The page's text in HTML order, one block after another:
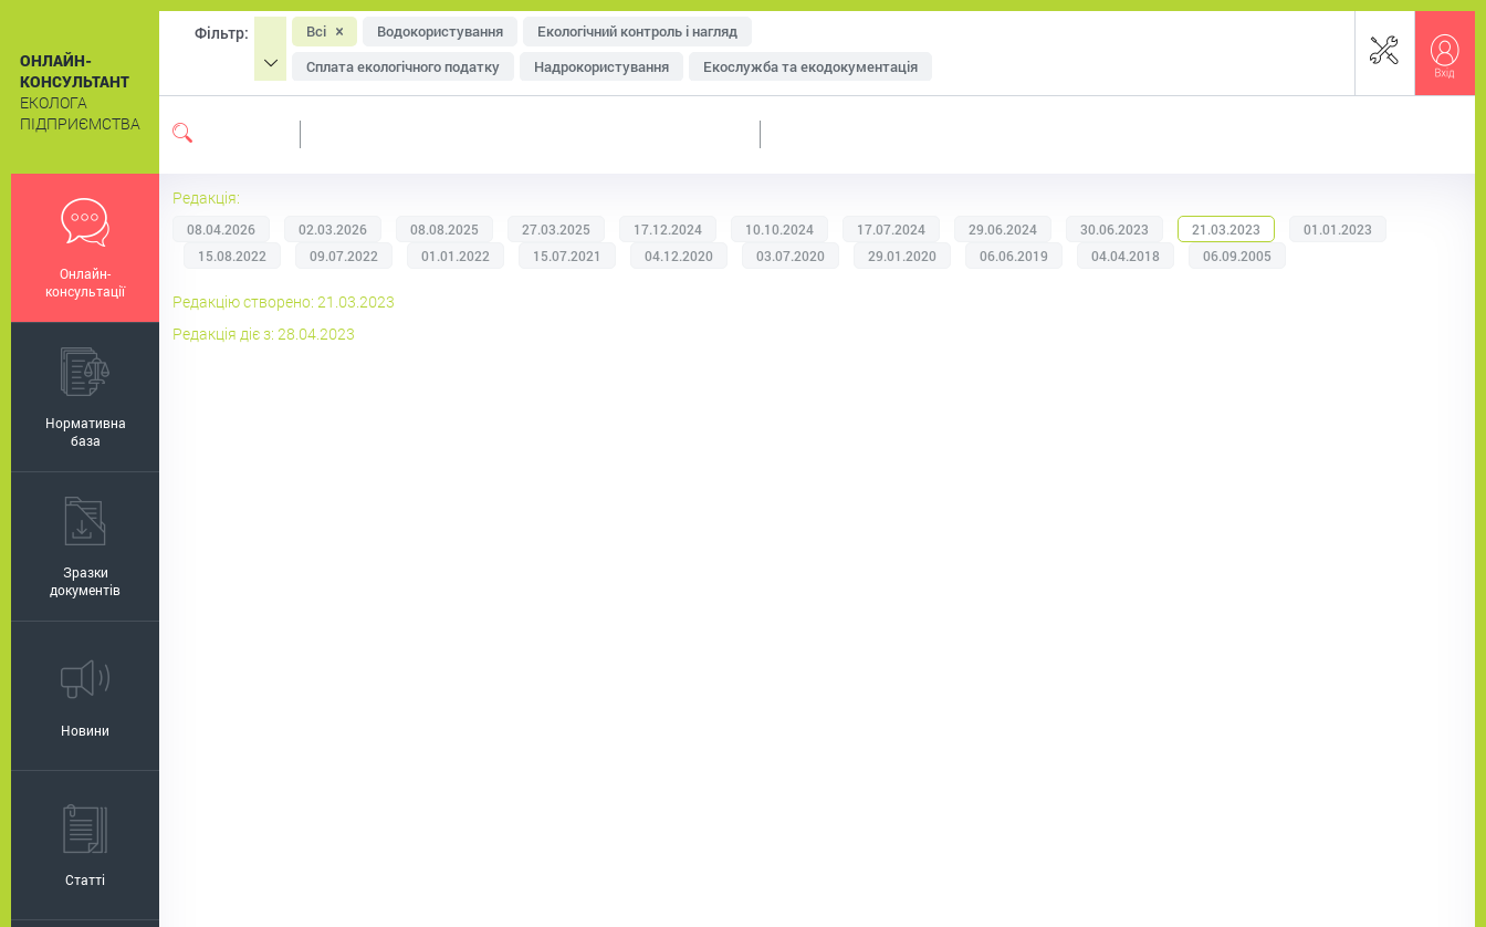
ОНЛАЙН-
КОНСУЛЬТАНТ
ЕКОЛОГА
ПІДПРИЄМСТВА
Онлайн-
консультації
Нормативна
база
Зразки
документів
Новини
Статті
Фільтр: Всі Водокористування
Екологічний контроль і нагляд
Сплата екологічного податку
Надрокористування
Екослужба та екодокументація
Охорона атмосферного повітря
Управління відходами
Ресурсозбереження
Редакція:
08.04.2026 02.03.2026 08.08.2025 27.03.2025 17.12.2024 10.10.2024 17.07.2024 29.06.2024 30.06.2023 21.03.2023
01.01.2023
15.08.2022
09.07.2022 01.01.2022 15.07.2021 04.12.2020 03.07.2020 29.01.2020 06.06.2019 04.04.2018 06.09.2005
Редакцію створено: 21.03.2023
Редакція діє з: 28.04.2023